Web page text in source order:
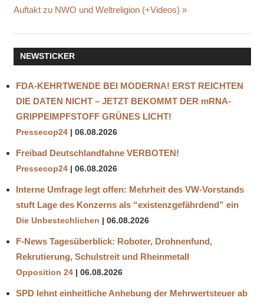
-19
GEORGE
SOROS
KONZERNE
LIEFERKETTEN
MIGRANTENSTRÖME
NATIONALISMUS
NEUE
WELTORDNUNG
WLADIMIR
WORLD
Beitrag:
Auftakt zu NWO und Weltreligion (+Videos)
NEWSTICKER
FDA-KEHRTWENDE BEI MODERNA! ERST REICHTEN
DIE DATEN NICHT – JETZT BEKOMMT DER mRNA-
GRIPPEIMPFSTOFF GRÜNES LICHT!
Pressecop24 06.08.2026
Freibad Deutschlandfahne VERBOTEN!
Pressecop24 06.08.2026
Interne Umfrage legt offen: Mehrheit des VW-Vorstands
stuft Lage des Konzerns als “existenzgefährdend” ein
Die Unbestechlichen 06.08.2026
F-News Tagesüberblick: Roboter, Drohnenfund,
Rekrutierung, Schulstreit und Rheinmetall
Opposition 24 06.08.2026
SPD lehnt einheitliche Anhebung der Mehrwertsteuer ab